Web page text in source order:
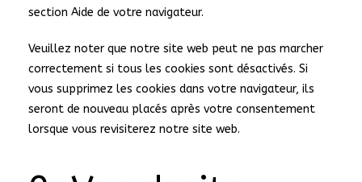
section Aide de votre navigateur.
Veuillez noter que notre site web peut ne pas marcher
correctement si tous les cookies sont désactivés. Si
vous supprimez les cookies dans votre navigateur, ils
seront de nouveau placés après votre consentement
lorsque vous revisiterez notre site web.